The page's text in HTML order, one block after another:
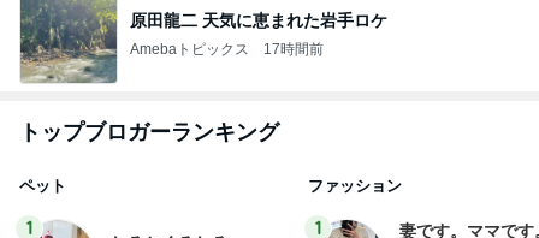
原田龍二 天気に恵まれた岩手ロケ
Amebaトピックス 17時間前
トップブロガーランキング
ペット
1
ファッション
1
妻です。ママです